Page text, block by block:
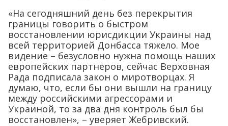
«На сегодняшний день без перекрытия
границы говорить о быстром
восстановлении юрисдикции Украины над
всей территорией Донбасса тяжело. Мое
видение – безусловно нужна помощь наших
европейских партнеров, сейчас Верховная
Рада подписала закон о миротворцах. Я
думаю, что, если бы они вышли на границу
между российскими агрессорами и
Украиной, то за два дня контроль был бы
восстановлен», – уверяет Жебривский.